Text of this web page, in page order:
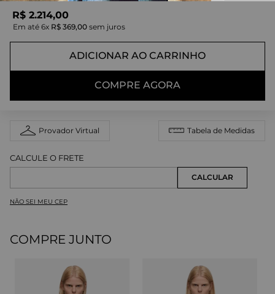
R$ 2.214,00
Em até 6x R$ 369,00 sem juros
ADICIONAR AO CARRINHO
COMPRE AGORA
Provador Virtual Tabela de Medidas
NÃO SEI MEU CEP
COMPRE JUNTO